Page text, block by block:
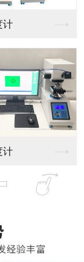
试样自...
动型金...